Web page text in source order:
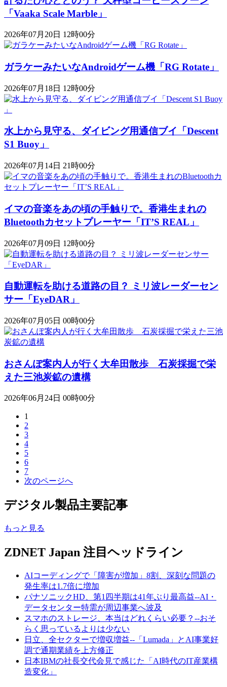
「Vaaka Scale Marble」
2026年07月20日 12時00分
ガラケーみたいなAndroidゲーム機「RG Rotate」
2026年07月18日 12時00分
水上から見守る、ダイビング用通信ブイ「Descent
S1 Buoy​​」
2026年07月14日 21時00分
イマの音楽をあの頃の手触りで。香港生まれの
Bluetoothカセットプレーヤー「IT’S REAL」
2026年07月09日 12時00分
自動運転を助ける道路の目？ ミリ波レーダーセン
サー「EyeDAR」
2026年07月05日 00時00分
おさんぽ案内人が行く大牟田散歩 石炭採掘で栄
えた三池炭鉱の遺構
2026年06月24日 00時00分
1
2
3
4
5
6
7
次のページへ
デジタル製品主要記事
もっと見る
ZDNET Japan 注目ヘッドライン
AIコーディングで「障害が増加」8割、深刻な問題の
発生率は1.7倍に増加
パナソニックHD、第1四半期は41年ぶり最高益--AI・
データセンター特需が周辺事業へ波及
スマホのストレージ、本当はどれくらい必要？--おそ
らく思っているよりは少ない
日立、全セクターで増収増益--「Lumada」とAI事業好
調で通期業績を上方修正
日本IBMの社長交代会見で感じた「AI時代のIT産業構
造変化」